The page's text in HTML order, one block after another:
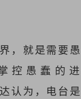
，就是需要
控愚蠢的
认为， 电台